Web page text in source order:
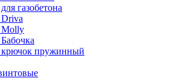
газобетона
пружинный